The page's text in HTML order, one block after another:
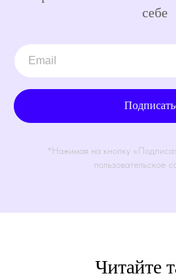
себе
*Нажимая на кнопку
пользовательское
Читайте